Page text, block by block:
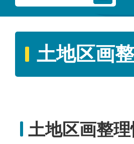
土地区画
土地区画整